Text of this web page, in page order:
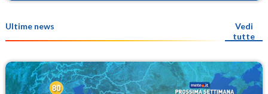
Ultime news
Vedi
tutte